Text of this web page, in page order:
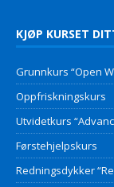
KJØP KURSET
Grunnkurs “Open
Oppfriskningskurs
Utvidetkurs
Førstehjelpskurs
Redningsdykker